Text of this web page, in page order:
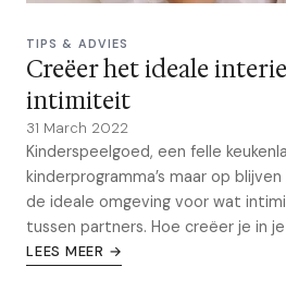
TIPS & ADVIES
Creëer het ideale
intimiteit
31 March 2022
Kinderspeelgoed, een felle
kinderprogramma’s maar op
de ideale omgeving voor wat
tussen partners. Hoe creëer je in je
LEES MEER →